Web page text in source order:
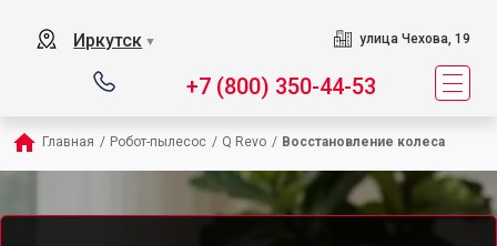
Иркутск ▼ улица Чехова, 19
+7 (800) 350-44-53
Главная / Робот-пылесос / Q Revo / Восстановление колеса